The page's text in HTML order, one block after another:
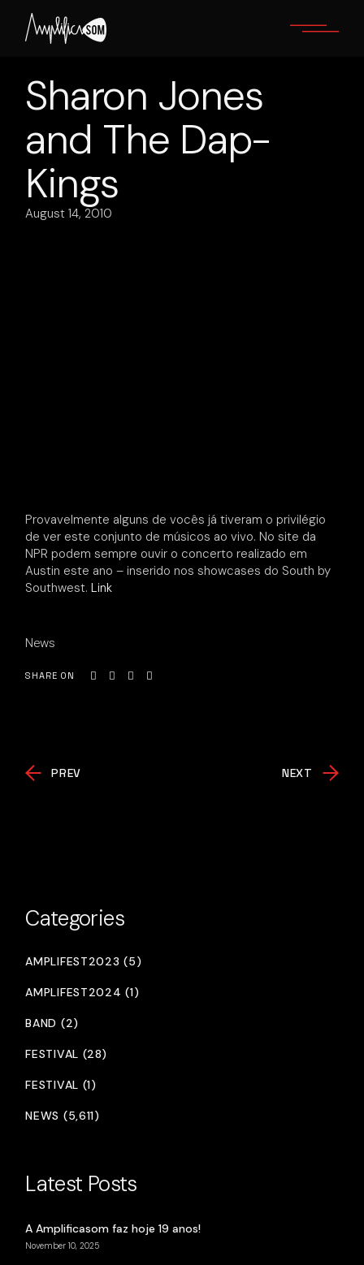
content
Sharon Jones
and The Dap-
Kings
August 14, 2010
Provavelmente alguns de vocês já tiveram o privilégio
de ver este conjunto de músicos ao vivo. No site da
NPR podem sempre ouvir o concerto realizado em
Austin este ano – inserido nos showcases do South by
Southwest.Link
News
SHARE ON
PREV NEXT
Categories
AMPLIFEST2023 (5)
AMPLIFEST2024 (1)
BAND (2)
FESTIVAL (28)
FESTIVAL (1)
NEWS (5,611)
Latest Posts
A Amplificasom faz hoje 19 anos!
November 10, 2025